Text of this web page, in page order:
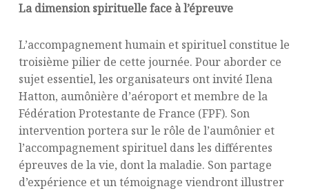
La dimension spirituelle face à l’épreuve
L’accompagnement humain et spirituel constitue le
troisième pilier de cette journée. Pour aborder ce
sujet essentiel, les organisateurs ont invité Ilena
Hatton, aumônière d’aéroport et membre de la
Fédération Protestante de France (FPF). Son
intervention portera sur le rôle de l’aumônier et
l’accompagnement spirituel dans les différentes
épreuves de la vie, dont la maladie. Son partage
d’expérience et un témoignage viendront illustrer